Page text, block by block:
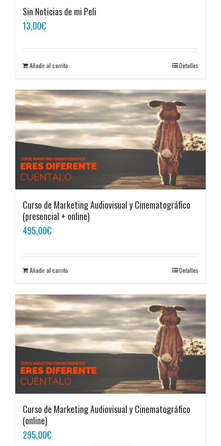
Sin Noticias de mi Peli
13,00€
Añadir al carrito Detalles
Curso de Marketing Audiovisual y Cinematográfico
(presencial + online)
495,00€
Añadir al carrito Detalles
Curso de Marketing Audiovisual y Cinematográfico
(online)
295,00€